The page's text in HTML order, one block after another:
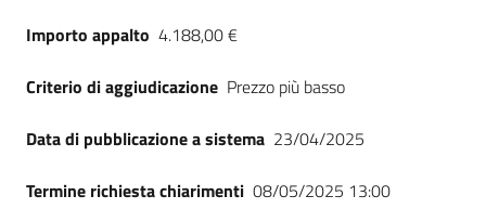
Importo appalto 4.188,00 €
Criterio di aggiudicazione Prezzo più basso
Data di pubblicazione a sistema 23/04/2025
Termine richiesta chiarimenti 08/05/2025 13:00